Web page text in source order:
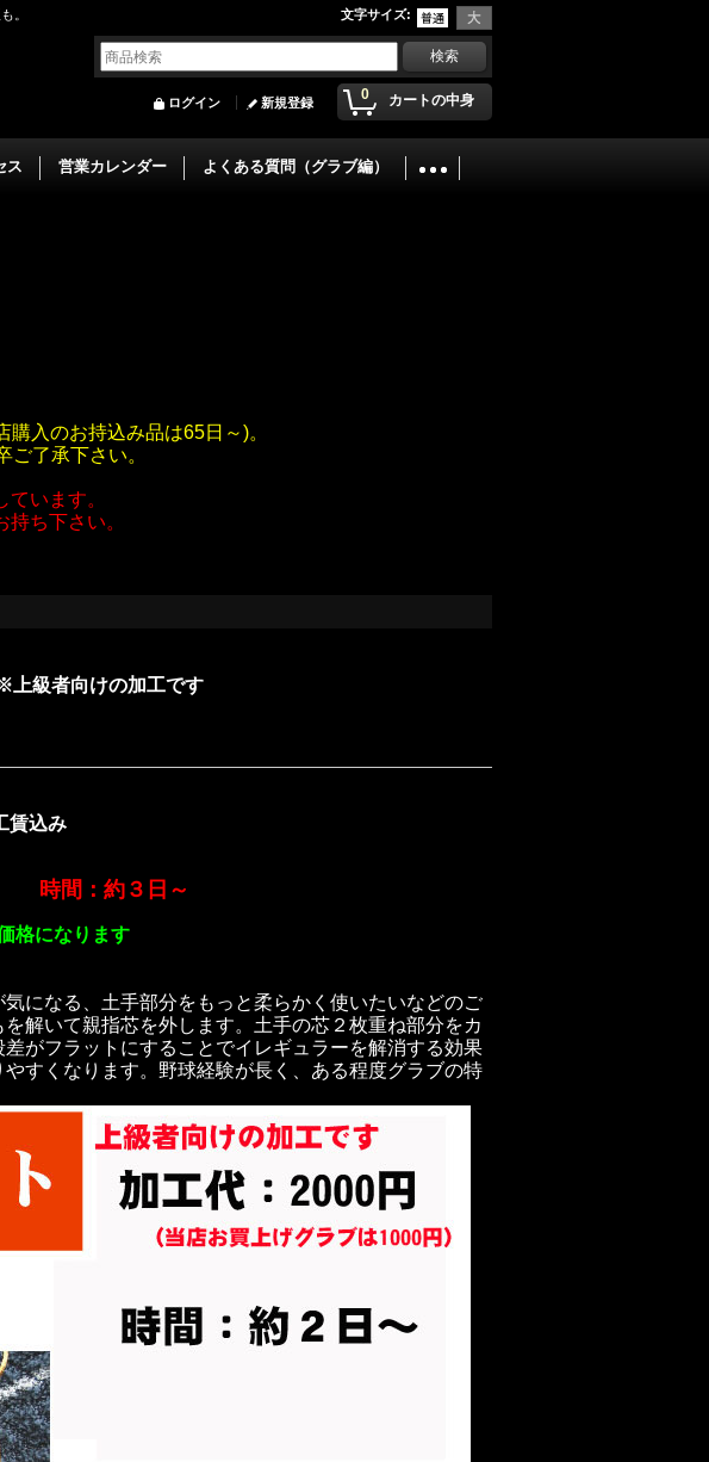
。 文字サイズ:
0 カートの中身
ログイン 新規登録
ス 営業カレンダー よくある質問（グラブ編）
入のお持込み品は65日～)。
了承下さい。
います。
ち下さい。
上級者向けの加工です
賃込み
時間：約３日～
格になります
になる、土手部分をもっと柔らかく使いたいなどのご
を解いて親指芯を外します。土手の芯２枚重ね部分をカ
がフラットにすることでイレギュラーを解消する効果
すくなります。野球経験が長く、 ある程度グラブの特